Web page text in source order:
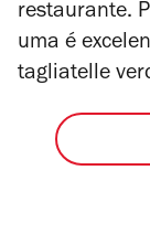
restaurante.
uma é
tagliatelle